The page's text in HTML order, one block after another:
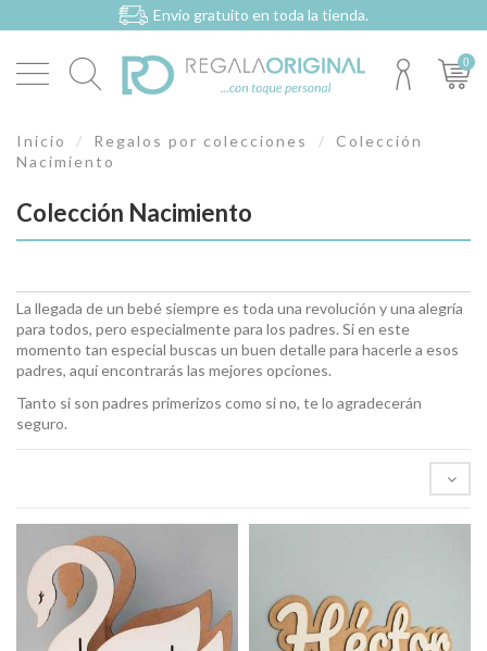
Envío gratuito en toda la tienda.
0
Inicio Regalos por colecciones
Colección
Nacimiento
Colección Nacimiento
La llegada de un bebé siempre es toda una revolución y una alegría
para todos, pero especialmente para los padres. Si en este
momento tan especial buscas un buen detalle para hacerle a esos
padres, aquí encontrarás las mejores opciones.
Tanto si son padres primerizos como si no, te lo agradecerán
seguro.